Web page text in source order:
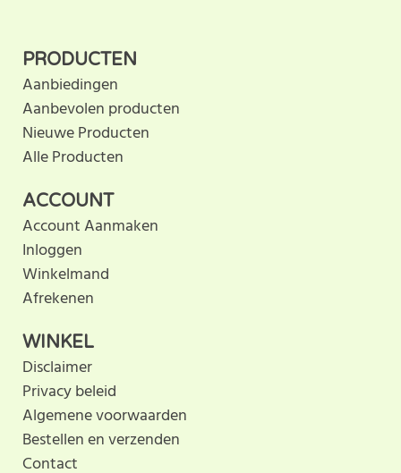
ACCOUNT
Account Aanmaken
Inloggen
Winkelmand
Afrekenen
PRODUCTEN
Aanbiedingen
Aanbevolen producten
Nieuwe Producten
Alle Producten
WINKEL
Disclaimer
Privacy beleid
Algemene voorwaarden
Bestellen en verzenden
Contact